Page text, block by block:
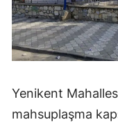
Yenikent
mahsuplaşma